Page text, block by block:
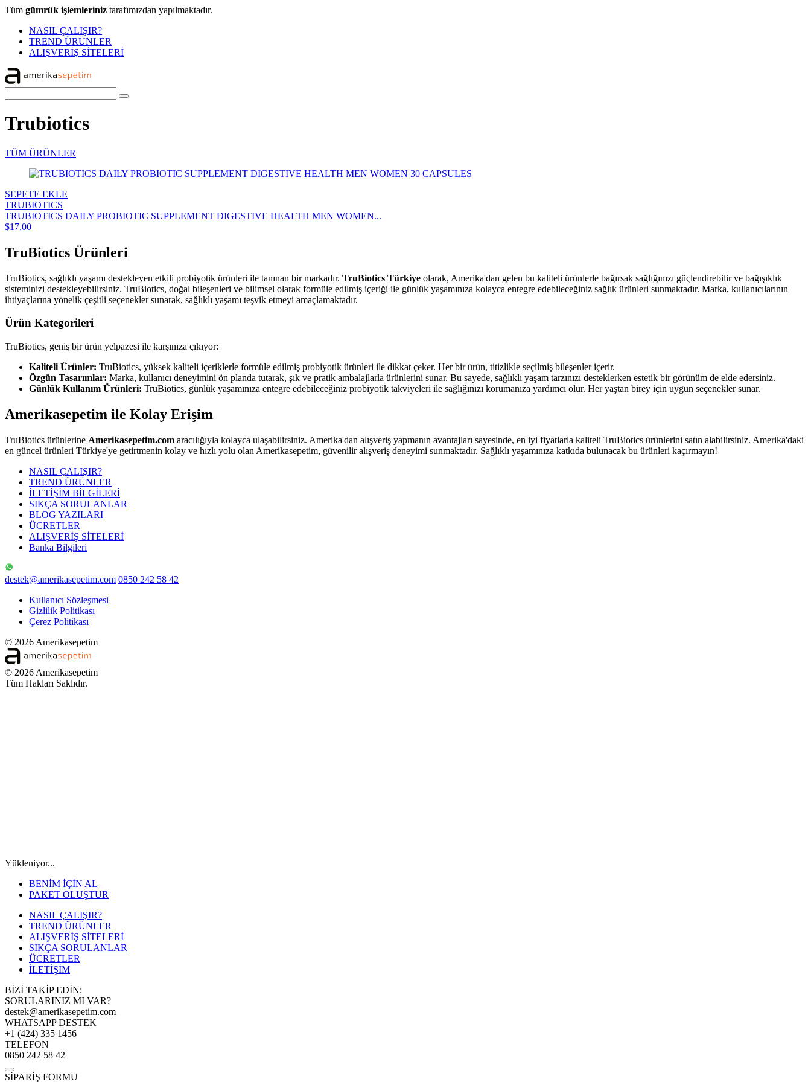
Tüm gümrük işlemleriniz tarafımızdan yapılmaktadır.
NASIL ÇALIŞIR?
TREND ÜRÜNLER
ALIŞVERİŞ SİTELERİ
Trubiotics
TÜM ÜRÜNLER
SEPETE EKLE
TRUBIOTICS
TRUBIOTICS DAILY PROBIOTIC SUPPLEMENT DIGESTIVE HEALTH MEN WOMEN...
$17,00
TruBiotics Ürünleri
TruBiotics, sağlıklı yaşamı destekleyen etkili probiyotik ürünleri ile tanınan bir markadır. TruBiotics Türkiye olarak, Amerika'dan gelen bu kaliteli ürünlerle bağırsak sağlığınızı güçlendirebilir ve bağışıklık
sisteminizi destekleyebilirsiniz. TruBiotics, doğal bileşenleri ve bilimsel olarak formüle edilmiş içeriği ile günlük yaşamınıza kolayca entegre edebileceğiniz sağlık ürünleri sunmaktadır. Marka, kullanıcılarının
ihtiyaçlarına yönelik çeşitli seçenekler sunarak, sağlıklı yaşamı teşvik etmeyi amaçlamaktadır.
Ürün Kategorileri
TruBiotics, geniş bir ürün yelpazesi ile karşınıza çıkıyor:
Kaliteli Ürünler: TruBiotics, yüksek kaliteli içeriklerle formüle edilmiş probiyotik ürünleri ile dikkat çeker. Her bir ürün, titizlikle seçilmiş bileşenler içerir.
Özgün Tasarımlar: Marka, kullanıcı deneyimini ön planda tutarak, şık ve pratik ambalajlarla ürünlerini sunar. Bu sayede, sağlıklı yaşam tarzınızı desteklerken estetik bir görünüm de elde edersiniz.
Günlük Kullanım Ürünleri: TruBiotics, günlük yaşamınıza entegre edebileceğiniz probiyotik takviyeleri ile sağlığınızı korumanıza yardımcı olur. Her yaştan birey için uygun seçenekler sunar.
Amerikasepetim ile Kolay Erişim
TruBiotics ürünlerine Amerikasepetim.com aracılığıyla kolayca ulaşabilirsiniz. Amerika'dan alışveriş yapmanın avantajları sayesinde, en iyi fiyatlarla kaliteli TruBiotics ürünlerini satın alabilirsiniz. Amerika'daki
en güncel ürünleri Türkiye'ye getirtmenin kolay ve hızlı yolu olan Amerikasepetim, güvenilir alışveriş deneyimi sunmaktadır. Sağlıklı yaşamınıza katkıda bulunacak bu ürünleri kaçırmayın!
NASIL ÇALIŞIR?
TREND ÜRÜNLER
İLETİŞİM BİLGİLERİ
SIKÇA SORULANLAR
BLOG YAZILARI
ÜCRETLER
ALIŞVERİŞ SİTELERİ
Banka Bilgileri
destek@amerikasepetim.com 0850 242 58 42
Kullanıcı Sözleşmesi
Gizlilik Politikası
Çerez Politikası
© 2026 Amerikasepetim
© 2026 Amerikasepetim
Tüm Hakları Saklıdır.
Yükleniyor...
BENİM İÇİN AL
PAKET OLUŞTUR
NASIL ÇALIŞIR?
TREND ÜRÜNLER
ALIŞVERİŞ SİTELERİ
SIKÇA SORULANLAR
ÜCRETLER
İLETİŞİM
BİZİ TAKİP EDİN:
SORULARINIZ MI VAR?
destek@amerikasepetim.com
WHATSAPP DESTEK
+1 (424) 335 1456
TELEFON
0850 242 58 42
SİPARİŞ FORMU